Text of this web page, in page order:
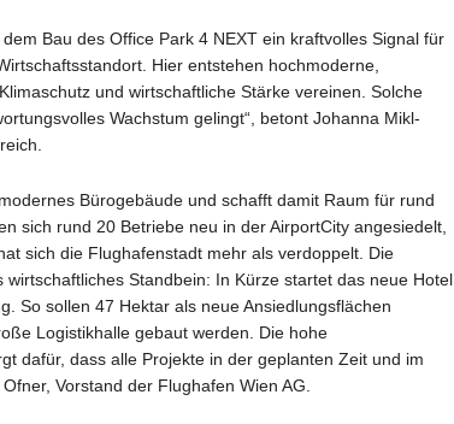
Bau des Office Park 4 NEXT ein kraftvolles Signal für
Hier entstehen hochmoderne,
und wirtschaftliche Stärke vereinen. Solche
Wachstum gelingt“, betont Johanna Mikl-
Bürogebäude und schafft damit Raum für rund
sich rund 20 Betriebe neu in der AirportCity angesiedelt,
sich die Flughafenstadt mehr als verdoppelt. Die
Standbein: In Kürze startet das neue Hotel
So sollen 47 Hektar als neue Ansiedlungsflächen
Logistikhalle gebaut werden. Die hohe
dafür, dass alle Projekte in der geplanten Zeit und im
Vorstand der Flughafen Wien AG.